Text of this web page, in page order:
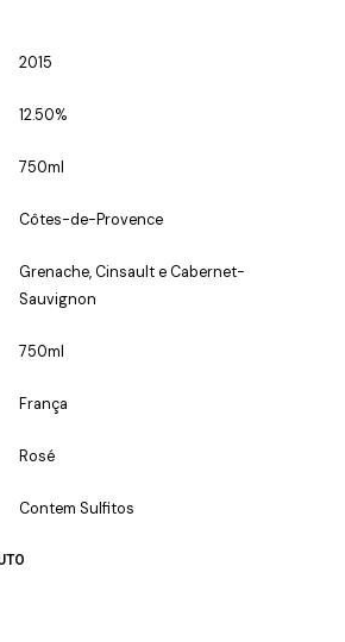
2015
12.50%
750ml
Côtes-de-Provence
Grenache, Cinsault e Cabernet-
Sauvignon
750ml
França
Rosé
Contem Sulfitos